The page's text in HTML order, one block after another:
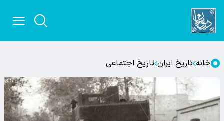
خانه تاریخ ایران تاریخ اجتماعی